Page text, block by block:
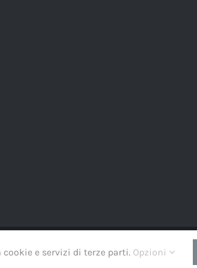
e servizi di terze parti. Opzioni